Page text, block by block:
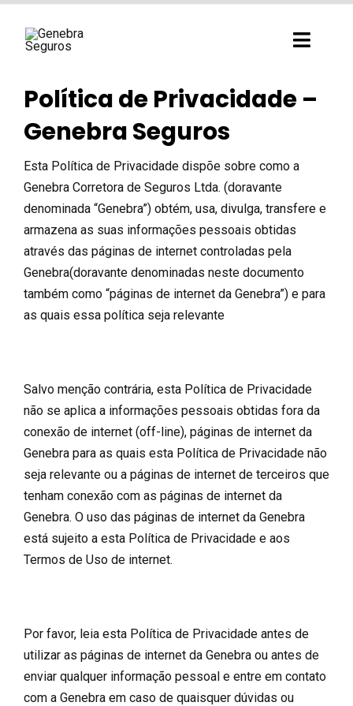
Política de Privacidade –
Genebra Seguros
Esta Política de Privacidade dispõe sobre como a
Genebra Corretora de Seguros Ltda. (doravante
denominada “Genebra”) obtém, usa, divulga, transfere e
armazena as suas informações pessoais obtidas
através das páginas de internet controladas pela
Genebra(doravante denominadas neste documento
também como “páginas de internet da Genebra”) e para
as quais essa política seja relevante
Salvo menção contrária, esta Política de Privacidade
não se aplica a informações pessoais obtidas fora da
conexão de internet (off-line), páginas de internet da
Genebra para as quais esta Política de Privacidade não
seja relevante ou a páginas de internet de terceiros que
tenham conexão com as páginas de internet da
Genebra. O uso das páginas de internet da Genebra
está sujeito a esta Política de Privacidade e aos
Termos de Uso de internet.
Por favor, leia esta Política de Privacidade antes de
utilizar as páginas de internet da Genebra ou antes de
enviar qualquer informação pessoal e entre em contato
com a Genebra em caso de quaisquer dúvidas ou